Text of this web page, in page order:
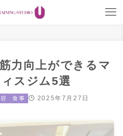
力向上ができるマ
スジム5選
食事 2025年7月27日